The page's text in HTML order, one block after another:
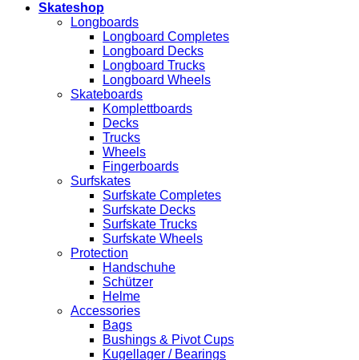
Skateshop
Longboards
Longboard Completes
Longboard Decks
Longboard Trucks
Longboard Wheels
Skateboards
Komplettboards
Decks
Trucks
Wheels
Fingerboards
Surfskates
Surfskate Completes
Surfskate Decks
Surfskate Trucks
Surfskate Wheels
Protection
Handschuhe
Schützer
Helme
Accessories
Bags
Bushings & Pivot Cups
Kugellager / Bearings